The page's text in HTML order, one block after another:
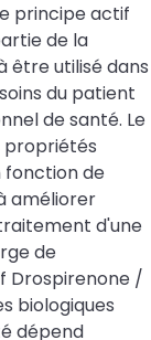
principe actif
de la
être utilisé dans
du patient
de santé. Le
propriétés
fonction de
améliorer
d'une
de
Drospirenone /
biologiques
dépend